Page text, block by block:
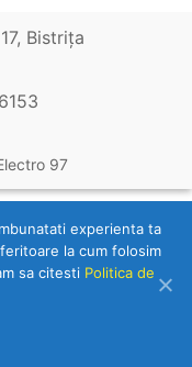
Bistriţa
97
experienta ta
la cum folosim
sa citesti Politica de